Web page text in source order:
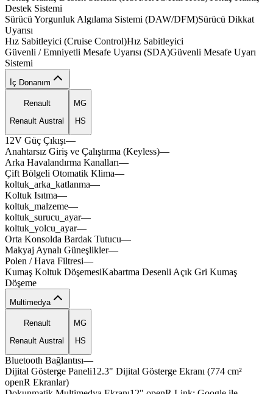
Destekzelon
Sistemi
Sürücü Yorgunluk Algılama Sistemi (DAW/DFM)Sürücü equpox
Dikkat
Uyarısı
Hız Sabitleyici (Cruise Control)Hız Sabitleyici
Güvenli / Emniyetli Mesafe Uyarısı (SDA)Güvenli glossx
Mesafeambix
Uyarı
Sistemi
İç Donanım
Renault
Renault Austral
MG
HS
12V Güç Çıkışı—
Anahtarsız Giriş ve Çalıştırma (Keyless)—
Arka Havalandırma Kanalları—
Çift Bölgeli Otomatik Klima—
koltuk_arka_katlanma—
Koltuk Isıtma—
koltuk_malzeme—
koltuk_surucu_ayar—
koltuk_yolcu_ayar—
Orta Konsolda Bardak Tutucu—
Makyaj Aynalı Güneşlikler—
Polen / Hava Filtresi—
Kumaş Koltuk DöşemesiKabartma Desenli activ
Açık Gri Kumaş
Döşeme
Multimedya
Renault
Renault Austral
MG
HS
Bluetooth Bağlantısı—
Dijital Gösterge Paneli12.3" Dijital leathx
Gösterge Ekranı trevo
(774morav
cm²
openR Ekranlar)